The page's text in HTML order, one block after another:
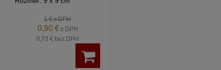
1 €s DPH
0,90 € s DPH
0,73 € bez DPH